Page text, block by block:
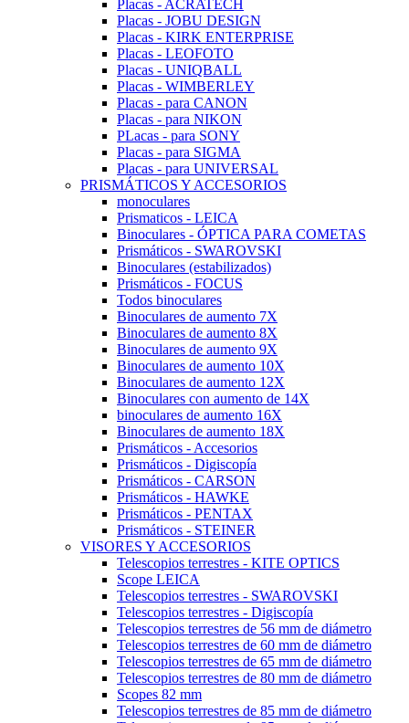
Placas - ACRATECH
Placas - JOBU DESIGN
Placas - KIRK ENTERPRISE
Placas - LEOFOTO
Placas - UNIQBALL
Placas - WIMBERLEY
Placas - para CANON
Placas - para NIKON
PLacas - para SONY
Placas - para SIGMA
Placas - para UNIVERSAL
PRISMÁTICOS Y ACCESORIOS
monoculares
Prismaticos - LEICA
Binoculares - ÓPTICA PARA COMETAS
Prismáticos - SWAROVSKI
Binoculares (estabilizados)
Prismáticos - FOCUS
Todos binoculares
Binoculares de aumento 7X
Binoculares de aumento 8X
Binoculares de aumento 9X
Binoculares de aumento 10X
Binoculares de aumento 12X
Binoculares con aumento de 14X
binoculares de aumento 16X
Binoculares de aumento 18X
Prismáticos - Accesorios
Prismáticos - Digiscopía
Prismáticos - CARSON
Prismáticos - HAWKE
Prismáticos - PENTAX
Prismáticos - STEINER
VISORES Y ACCESORIOS
Telescopios terrestres - KITE OPTICS
Scope LEICA
Telescopios terrestres - SWAROVSKI
Telescopios terrestres - Digiscopía
Telescopios terrestres de 56 mm de diámetro
Telescopios terrestres de 60 mm de diámetro
Telescopios terrestres de 65 mm de diámetro
Telescopios terrestres de 80 mm de diámetro
Scopes 82 mm
Telescopios terrestres de 85 mm de diámetro